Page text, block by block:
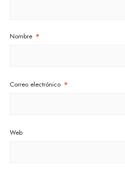
Nombre *
Correo electrónico *
Web